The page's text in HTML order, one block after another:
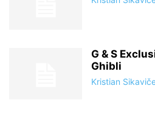
G & S
Ghibli
Kristian